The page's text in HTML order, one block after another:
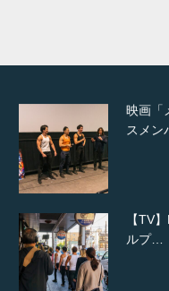
映画「
スメン
【TV
ルプ…